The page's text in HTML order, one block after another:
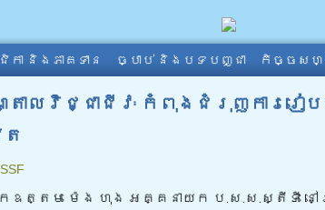
កា និងភាគទាន ច្បាប់ និងបទបញ្ជា កិច្ចសហ
ាលវិជ្ជាជីវៈ កំពុងជំរុញការរៀប
ត្តម ម៉េង ហុង អគ្គនាយក ប.ស.ស.ស្តីទី នៅព្